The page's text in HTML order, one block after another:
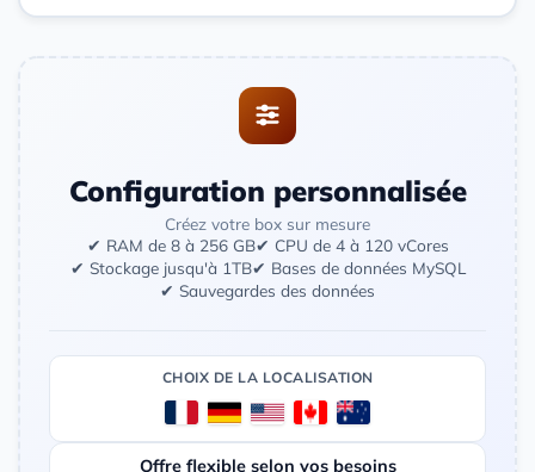
Configuration personnalisée
Créez votre box sur mesure
✔ RAM de 8 à 256 GB✔ CPU de 4 à 120 vCores
✔ Stockage jusqu'à 1TB✔ Bases de données MySQL
✔ Sauvegardes des données
CHOIX DE LA LOCALISATION
Offre flexible selon vos besoins